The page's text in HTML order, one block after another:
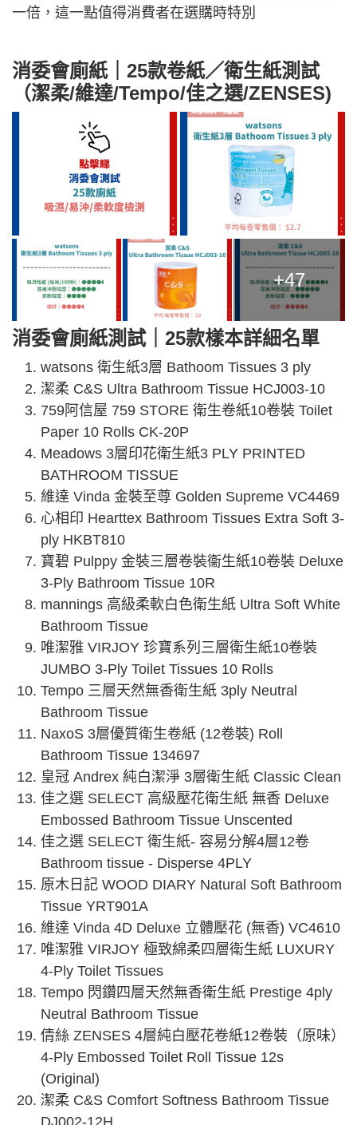
一倍，這一點值得消費者在選購時特別
消委會廁紙｜25款卷紙／衛生紙測試
（潔柔/維達/Tempo/佳之選/ZENSES)
+47
消委會廁紙測試｜25款樣本詳細名單
watsons 衛生紙3層 Bathoom Tissues 3 ply
潔柔 C&S Ultra Bathroom Tissue HCJ003-10
759阿信屋 759 STORE 衛生卷紙10卷裝 Toilet
Paper 10 Rolls CK-20P
Meadows 3層印花衛生紙3 PLY PRINTED
BATHROOM TISSUE
維達 Vinda 金裝至尊 Golden Supreme VC4469
心相印 Hearttex Bathroom Tissues Extra Soft 3-
ply HKBT810
寶碧 Pulppy 金裝三層卷裝衞生紙10卷裝 Deluxe
3-Ply Bathroom Tissue 10R
mannings 高級柔軟白色衛生紙 Ultra Soft White
Bathroom Tissue
唯潔雅 VIRJOY 珍寶系列三層衛生紙10卷裝
JUMBO 3-Ply Toilet Tissues 10 Rolls
Tempo 三層天然無香衛生紙 3ply Neutral
Bathroom Tissue
NaxoS 3層優質衛生卷紙 (12卷裝) Roll
Bathroom Tissue 134697
皇冠 Andrex 純白潔淨 3層衛生紙 Classic Clean
佳之選 SELECT 高級壓花衛生紙 無香 Deluxe
Embossed Bathroom Tissue Unscented
佳之選 SELECT 衛生紙- 容易分解4層12卷
Bathroom tissue - Disperse 4PLY
原木日記 WOOD DIARY Natural Soft Bathroom
Tissue YRT901A
維達 Vinda 4D Deluxe 立體壓花 (無香) VC4610
唯潔雅 VIRJOY 極致綿柔四層衛生紙 LUXURY
4-Ply Toilet Tissues
Tempo 閃鑽四層天然無香衛生紙 Prestige 4ply
Neutral Bathroom Tissue
倩絲 ZENSES 4層純白壓花卷紙12卷裝（原味）
4-Ply Embossed Toilet Roll Tissue 12s
(Original)
潔柔 C&S Comfort Softness Bathroom Tissue